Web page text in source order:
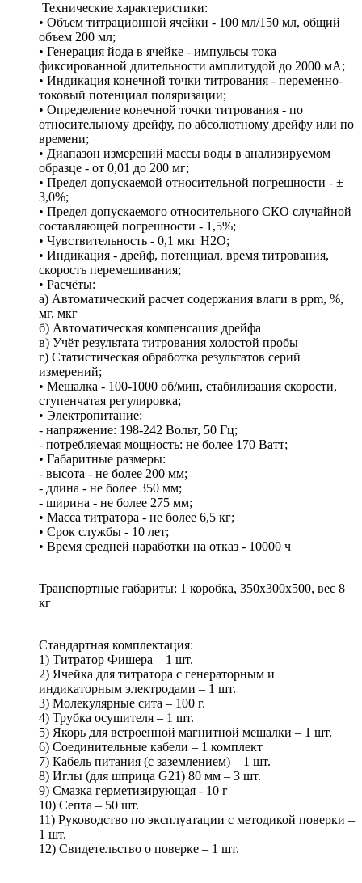
Технические характеристики:
• Объем титрационной ячейки - 100 мл/150 мл, общий
объем 200 мл;
• Генерация йода в ячейке - импульсы тока
фиксированной длительности амплитудой до 2000 мА;
• Индикация конечной точки титрования - переменно-
токовый потенциал поляризации;
• Определение конечной точки титрования - по
относительному дрейфу, по абсолютному дрейфу или по
времени;
• Диапазон измерений массы воды в анализируемом
образце - от 0,01 до 200 мг;
• Предел допускаемой относительной погрешности - ±
3,0%;
• Предел допускаемого относительного СКО случайной
составляющей погрешности - 1,5%;
• Чувствительность - 0,1 мкг H2O;
• Индикация - дрейф, потенциал, время титрования,
скорость перемешивания;
• Расчёты:
а) Автоматический расчет содержания влаги в ppm, %,
мг, мкг
б) Автоматическая компенсация дрейфа
в) Учёт результата титрования холостой пробы
г) Статистическая обработка результатов серий
измерений;
• Мешалка - 100-1000 об/мин, стабилизация скорости,
ступенчатая регулировка;
• Электропитание:
- напряжение: 198-242 Вольт, 50 Гц;
- потребляемая мощность: не более 170 Ватт;
• Габаритные размеры:
- высота - не более 200 мм;
- длина - не более 350 мм;
- ширина - не более 275 мм;
• Масса титратора - не более 6,5 кг;
• Срок службы - 10 лет;
• Время средней наработки на отказ - 10000 ч
Транспортные габариты: 1 коробка, 350х300х500, вес 8
кг
Стандартная комплектация:
1) Титратор Фишера – 1 шт.
2) Ячейка для титратора с генераторным и
индикаторным электродами – 1 шт.
3) Молекулярные сита – 100 г.
4) Трубка осушителя – 1 шт.
5) Якорь для встроенной магнитной мешалки – 1 шт.
6) Соединительные кабели – 1 комплект
7) Кабель питания (с заземлением) – 1 шт.
8) Иглы (для шприца G21) 80 мм – 3 шт.
9) Смазка герметизирующая - 10 г
10) Септа – 50 шт.
11) Руководство по эксплуатации с методикой поверки –
1 шт.
12) Свидетельство о поверке – 1 шт.